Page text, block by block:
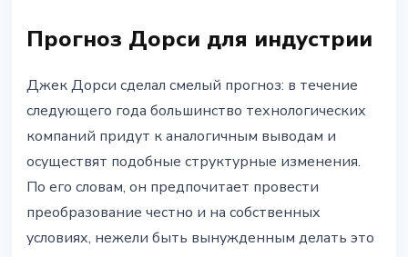
Прогноз Дорси для индустрии
Джек Дорси сделал смелый прогноз: в течение
следующего года большинство технологических
компаний придут к аналогичным выводам и
осуществят подобные структурные изменения.
По его словам, он предпочитает провести
преобразование честно и на собственных
условиях, нежели быть вынужденным делать это